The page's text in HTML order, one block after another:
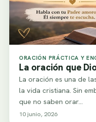
ORACIÓN PRÁCTICA Y
La oración que
La oración es una de
la vida cristiana. Sin
que no saben orar…
10 junio, 2026